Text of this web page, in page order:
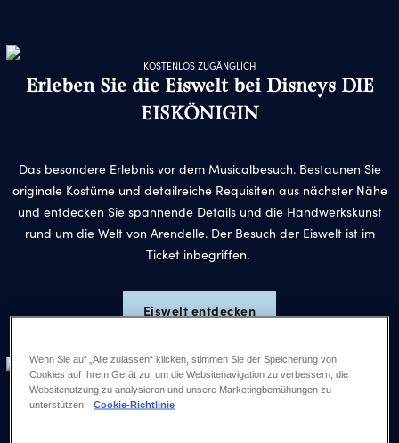
KOSTENLOS ZUGÄNGLICH
Erleben Sie die Eiswelt bei Disneys DIE
EISKÖNIGIN
Das besondere Erlebnis vor dem Musicalbesuch. Bestaunen Sie
originale Kostüme und detailreiche Requisiten aus nächster Nähe
und entdecken Sie spannende Details und die Handwerkskunst
rund um die Welt von Arendelle. Der Besuch der Eiswelt ist im
Ticket inbegriffen.
Eiswelt entdecken
DIE SCHWESTERN
Grundverschieden und doch untrennbar
Wenn Sie auf „Alle zulassen“ klicken, stimmen Sie der Speicherung von
Cookies auf Ihrem Gerät zu, um die Websitenavigation zu verbessern, die
Websitenutzung zu analysieren und unsere Marketingbemühungen zu
unterstützen.
Cookie-Richtlinie